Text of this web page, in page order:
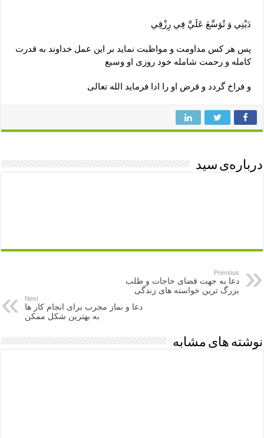
دَيْنِي وَ تُوَسِّعَ عَلَيَّ فِي رِزْقِي
پس هر کس مداومت و مواظبت نماید بر این عمل خداوند به قدرت
کامله و رحمت شامله خود روزی او وسیع
و فراخ گردد و قرض او را ادا فرماید الله تعالی
درباره‌ی سید
Previous
دعا به جهت قضای حاجات و طلب
بزرگ ترین خواسته های زندگی
Next
دعا و نماز مجرب برای انجام کار ها
به بهترین شکل ممکن
نوشته های مشابه